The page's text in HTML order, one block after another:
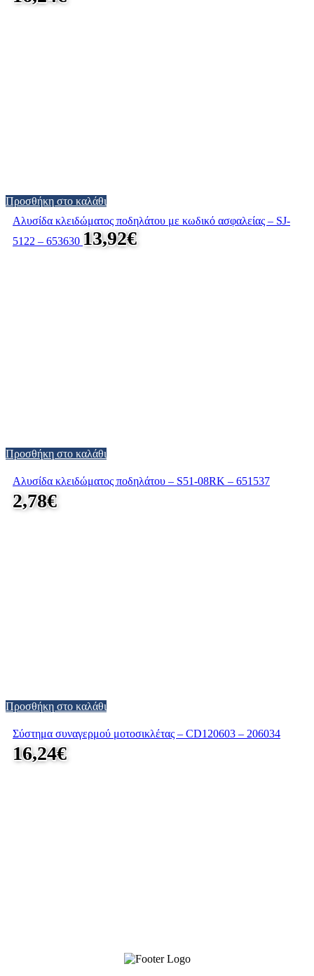
Προσθήκη στο καλάθι
Αλυσίδα κλειδώματος ποδηλάτου με κωδικό ασφαλείας – SJ-
5122 – 653630 13,92€
Προσθήκη στο καλάθι
Αλυσίδα κλειδώματος ποδηλάτου – S51-08RK – 651537
2,78€
Προσθήκη στο καλάθι
Σύστημα συναγερμού μοτοσικλέτας – CD120603 – 206034
16,24€